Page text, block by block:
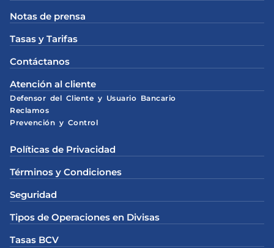
Notas de prensa
Tasas y Tarifas
Contáctanos
Atención al cliente
Defensor del Cliente y Usuario Bancario
Reclamos
Prevención y Control
Políticas de Privacidad
Términos y Condiciones
Seguridad
Tipos de Operaciones en Divisas
Tasas BCV